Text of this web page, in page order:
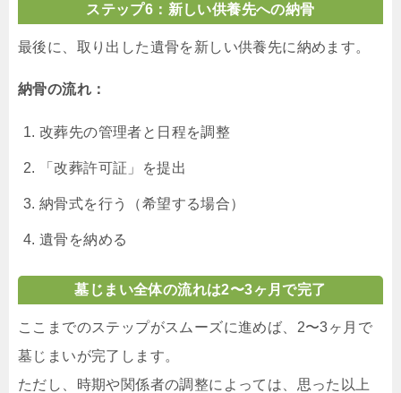
ステップ6：新しい供養先への納骨
最後に、取り出した遺骨を新しい供養先に納めます。
納骨の流れ：
改葬先の管理者と日程を調整
「改葬許可証」を提出
納骨式を行う（希望する場合）
遺骨を納める
墓じまい全体の流れは2〜3ヶ月で完了
ここまでのステップがスムーズに進めば、2〜3ヶ月で
墓じまいが完了します。
ただし、時期や関係者の調整によっては、思った以上